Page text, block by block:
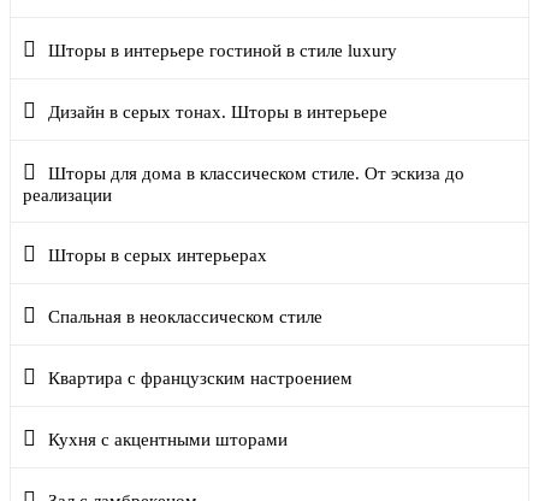
Шторы в интерьере гостиной в стиле luxury
Дизайн в серых тонах. Шторы в интерьере
Шторы для дома в классическом стиле. От эскиза до
реализации
Шторы в серых интерьерах
Спальная в неоклассическом стиле
Квартира с французским настроением
Кухня с акцентными шторами